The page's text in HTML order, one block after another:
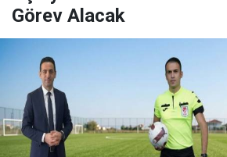
Görev Alacak